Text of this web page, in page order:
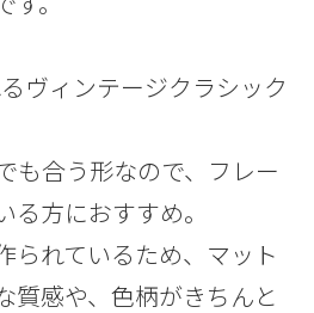
ヴィンテージクラシック
も合う形なので、フレー
る方におすすめ。
られているため、マット
質感や、色柄がきちんと